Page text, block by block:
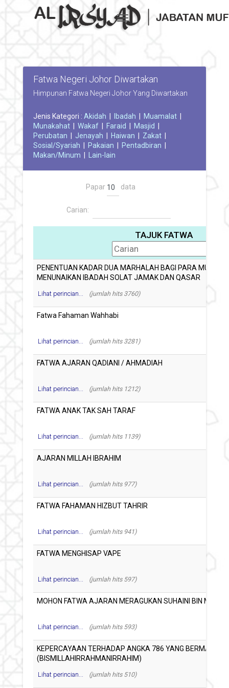
Toggle navigation
Fatwa Negeri Johor Diwartakan
Himpunan Fatwa Negeri Johor Yang Diwartakan
Jenis Kategori : Akidah Ibadah Muamalat
Munakahat
Wakaf Faraid Masjid
Perubatan
Jenayah Haiwan Zakat
Sosial/Syariah
Pakaian Pentadbiran
Makan/Minum
Lain-lain
Papar data
Carian:
TAJUK FATWA
Lihat perincian... (jumlah hits 3760)
Lihat perincian... (jumlah hits 3281)
Lihat perincian... (jumlah hits 1212)
Lihat perincian... (jumlah hits 1139)
Lihat perincian... (jumlah hits 977)
Lihat perincian... (jumlah hits 941)
Lihat perincian... (jumlah hits 597)
Lihat perincian... (jumlah hits 593)
Lihat perincian... (jumlah hits 510)